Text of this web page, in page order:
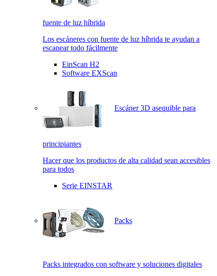
fuente de luz híbrida
Los escáneres con fuente de luz híbrida te ayudan a
escanear todo fácilmente
EinScan H2
Software EXScan
Escáner 3D asequible para
principiantes
Hacer que los productos de alta calidad sean accesibles
para todos
Serie EINSTAR
Packs
Packs integrados con software y soluciones digitales